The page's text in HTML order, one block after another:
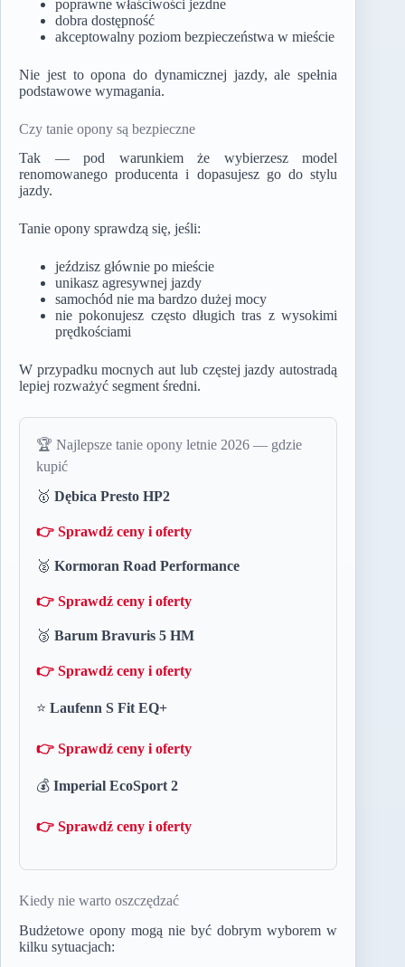
poprawne właściwości jezdne
dobra dostępność
akceptowalny poziom bezpieczeństwa w mieście
Nie jest to opona do dynamicznej jazdy, ale spełnia
podstawowe wymagania.
Czy tanie opony są bezpieczne
Tak — pod warunkiem że wybierzesz model
renomowanego producenta i dopasujesz go do stylu
jazdy.
Tanie opony sprawdzą się, jeśli:
jeździsz głównie po mieście
unikasz agresywnej jazdy
samochód nie ma bardzo dużej mocy
nie pokonujesz często długich tras z wysokimi
prędkościami
W przypadku mocnych aut lub częstej jazdy autostradą
lepiej rozważyć segment średni.
🏆 Najlepsze tanie opony letnie 2026 — gdzie
kupić
🥇 Dębica Presto HP2
👉 Sprawdź ceny i oferty
🥈 Kormoran Road Performance
👉 Sprawdź ceny i oferty
🥉 Barum Bravuris 5 HM
👉 Sprawdź ceny i oferty
⭐ Laufenn S Fit EQ+
👉 Sprawdź ceny i oferty
💰 Imperial EcoSport 2
👉 Sprawdź ceny i oferty
Kiedy nie warto oszczędzać
Budżetowe opony mogą nie być dobrym wyborem w
kilku sytuacjach: